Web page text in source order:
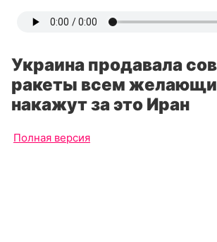
Украина продавала
ракеты всем
накажут за это Иран
Полная версия